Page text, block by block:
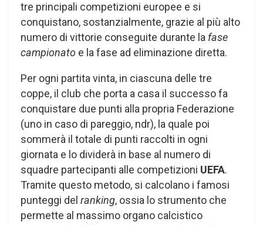
tre principali competizioni europee e si
conquistano, sostanzialmente, grazie al più alto
numero di vittorie conseguite durante la fase
campionato e la fase ad eliminazione diretta.
Per ogni partita vinta, in ciascuna delle tre
coppe, il club che porta a casa il successo fa
conquistare due punti alla propria Federazione
(uno in caso di pareggio, ndr), la quale poi
sommerà il totale di punti raccolti in ogni
giornata e lo dividerà in base al numero di
squadre partecipanti alle competizioni UEFA.
Tramite questo metodo, si calcolano i famosi
punteggi del ranking, ossia lo strumento che
permette al massimo organo calcistico